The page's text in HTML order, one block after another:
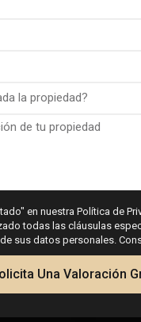
en nuestra Política de
todas las cláusulas
sus datos personales.
Una Valoración